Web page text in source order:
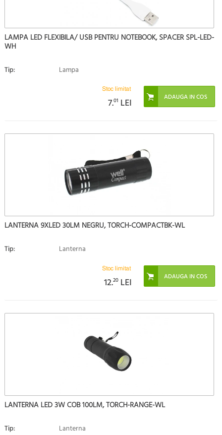
LAMPA LED FLEXIBILA/ USB PENTRU NOTEBOOK, SPACER SPL-LED-
WH
Tip: Lampa
Stoc limitat
7.01 LEI
LANTERNA 9XLED 30LM NEGRU, TORCH-COMPACTBK-WL
Tip: Lanterna
Stoc limitat
12.20 LEI
LANTERNA LED 3W COB 100LM, TORCH-RANGE-WL
Tip: Lanterna